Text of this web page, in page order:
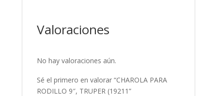
Valoraciones
No hay valoraciones aún.
Sé el primero en valorar “CHAROLA PARA
RODILLO 9″, TRUPER (19211”